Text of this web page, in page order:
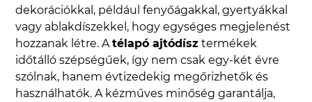
dekorációkkal, például fenyőágakkal, gyertyákkal
vagy ablakdíszekkel, hogy egységes megjelenést
hozzanak létre. Atélapó ajtódísz termékek
időtálló szépségűek, így nem csak egy-két évre
szólnak, hanem évtizedekig megőrizhetők és
használhatók. A kézműves minőség garantálja,